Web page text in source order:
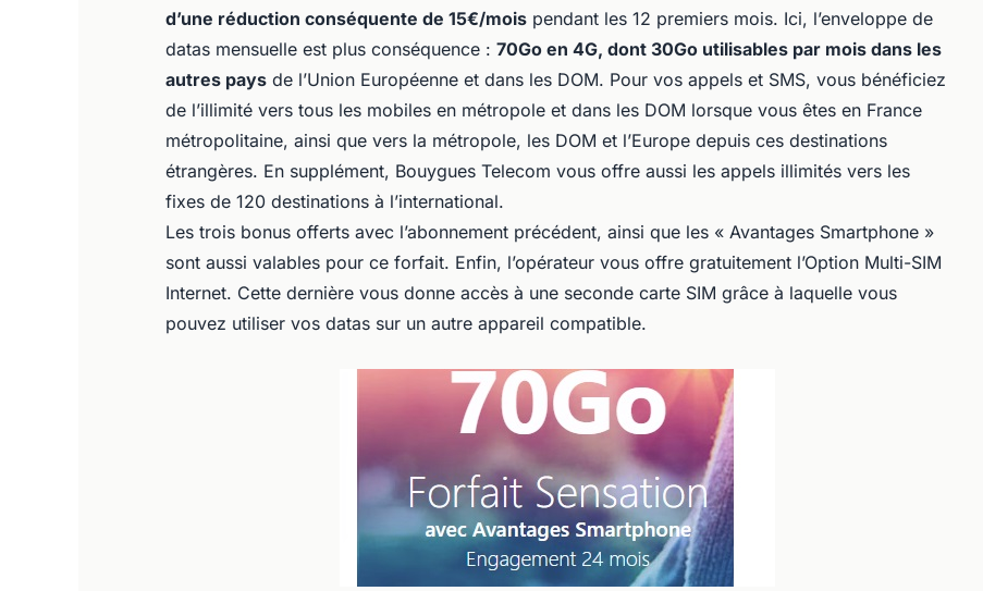
d’une réduction conséquente de 15€/mois pendant les 12 premiers mois. Ici, l’enveloppe de
datas mensuelle est plus conséquence : 70Go en 4G, dont 30Go utilisables par mois dans les
autres pays de l’Union Européenne et dans les DOM. Pour vos appels et SMS, vous bénéficiez
de l’illimité vers tous les mobiles en métropole et dans les DOM lorsque vous êtes en France
métropolitaine, ainsi que vers la métropole, les DOM et l’Europe depuis ces destinations
étrangères. En supplément, Bouygues Telecom vous offre aussi les appels illimités vers les
fixes de 120 destinations à l’international.
Les trois bonus offerts avec l’abonnement précédent, ainsi que les « Avantages Smartphone »
sont aussi valables pour ce forfait. Enfin, l’opérateur vous offre gratuitement l’Option Multi-SIM
Internet. Cette dernière vous donne accès à une seconde carte SIM grâce à laquelle vous
pouvez utiliser vos datas sur un autre appareil compatible.